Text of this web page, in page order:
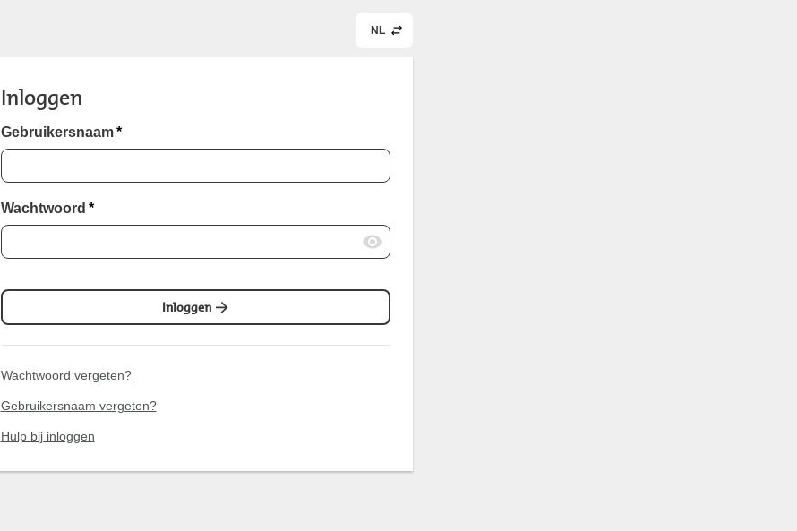
NL
Inloggen
Gebruikersnaam *
Wachtwoord *
Inloggen
Wachtwoord vergeten?
Gebruikersnaam vergeten?
Hulp bij inloggen